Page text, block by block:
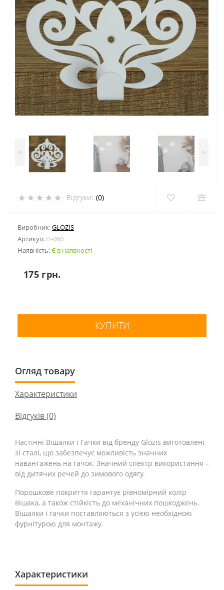
< >
Відгуки: (0)
Виробник:GLOZIS
Артикул: H-060
Наявність:Є в наявності
175 грн.
КУПИТИ
Огляд товару
Характеристики
Відгуків (0)
Настінні Вішалки і Гачки від бренду Glozis виготовлені
зі сталі, що забезпечує можливість значних
навантажень на гачок. Значний спектр використання –
від дитячих речей до зимового одягу.
Порошкове покриття гарантує рівномірний колір
вішака, а також стійкість до механічних пошкоджень.
Вішалки і гачки поставляються з усією необхідною
фурнітурою для монтажу.
Характеристики